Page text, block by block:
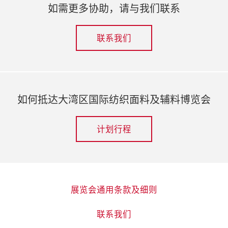
如需更多协助，请与我们联系
联系我们
如何抵达大湾区国际纺织面料及辅料博览会
计划行程
展览会通用条款及细则
联系我们